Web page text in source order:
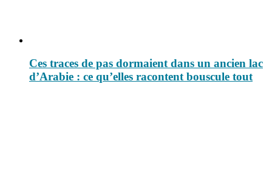
Ces traces de pas dormaient dans un ancien lac
d’Arabie : ce qu’elles racontent bouscule tout